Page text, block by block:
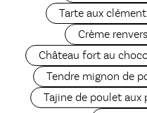
Tarte aux
Crème
Château fort au
Tendre mignon de
Tajine de poulet